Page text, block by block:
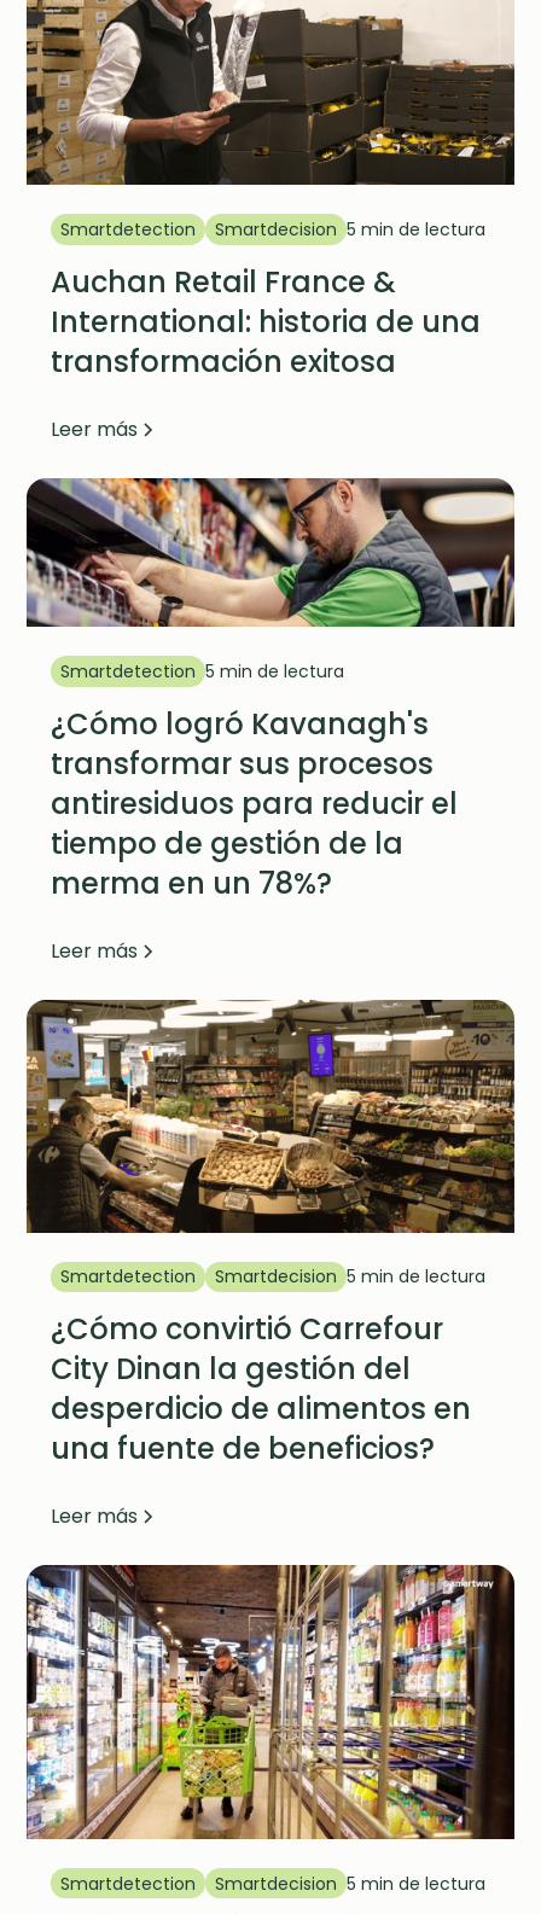
Smartdetection Smartdecision 5 min de lectura
Auchan Retail France &
International: historia de una
transformación exitosa
Leer más
Smartdetection 5 min de lectura
¿Cómo logró Kavanagh's
transformar sus procesos
antiresiduos para reducir el
tiempo de gestión de la
merma en un 78%?
Leer más
Smartdetection Smartdecision 5 min de lectura
¿Cómo convirtió Carrefour
City Dinan la gestión del
desperdicio de alimentos en
una fuente de beneficios?
Leer más
Smartdetection Smartdecision 5 min de lectura